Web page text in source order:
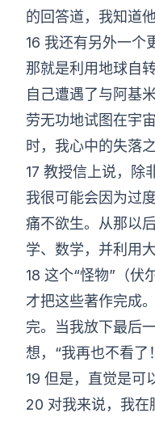
的回答道，我知道
16 我还有另外一个
那就是利用地球自
自己遭遇了与阿基
劳无功地试图在宇
时，我心中的失落
17 教授信上说，除
我很可能会因为过
痛不欲生。从那以
学、数学，并利用
18 这个“怪物”（伏
才把这些著作完成
完。当我放下最后
想，“我再也不看了
19 但是，直觉是可
20 对我来说，我在